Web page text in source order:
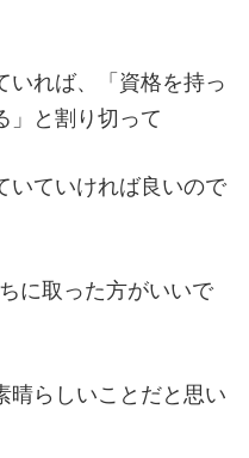
いれば、「資格を持っ
」と割り切って
いていければ良いので
に取った方がいいで
晴らしいことだと思い